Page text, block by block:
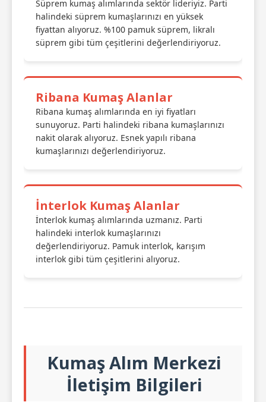
Süprem kumaş alımlarında sektör lideriyiz. Parti
halindeki süprem kumaşlarınızı en yüksek
fiyattan alıyoruz. %100 pamuk süprem, likralı
süprem gibi tüm çeşitlerini değerlendiriyoruz.
Ribana Kumaş Alanlar
Ribana kumaş alımlarında en iyi fiyatları
sunuyoruz. Parti halindeki ribana kumaşlarınızı
nakit olarak alıyoruz. Esnek yapılı ribana
kumaşlarınızı değerlendiriyoruz.
İnterlok Kumaş Alanlar
İnterlok kumaş alımlarında uzmanız. Parti
halindeki interlok kumaşlarınızı
değerlendiriyoruz. Pamuk interlok, karışım
interlok gibi tüm çeşitlerini alıyoruz.
Kumaş Alım Merkezi
İletişim Bilgileri